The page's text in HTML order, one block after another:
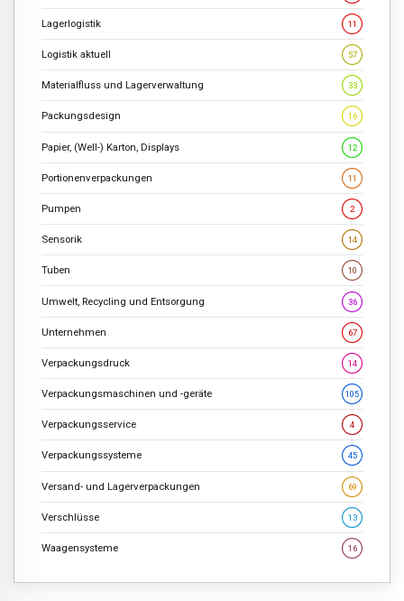
Lagerlogistik 11
Logistik aktuell 57
Materialfluss und Lagerverwaltung 33
Packungsdesign 16
Papier, (Well-) Karton, Displays 12
Portionenverpackungen 11
Pumpen 2
Sensorik 14
Tuben 10
Umwelt, Recycling und Entsorgung 36
Unternehmen 67
Verpackungsdruck 14
Verpackungsmaschinen und -geräte 105
Verpackungsservice 4
Verpackungssysteme 45
Versand- und Lagerverpackungen 69
Verschlüsse 13
Waagensysteme 16